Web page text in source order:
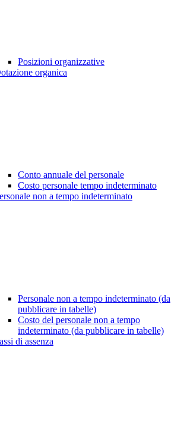
Posizioni organizzative
organica
Conto annuale del personale
Costo personale tempo indeterminato
non a tempo indeterminato
Personale non a tempo indeterminato (da
pubblicare in tabelle)
Costo del personale non a tempo
indeterminato (da pubblicare in tabelle)
di assenza